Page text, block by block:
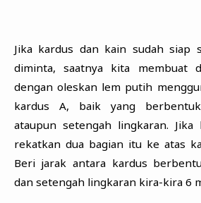
Jika kardus dan kain sudah siap
diminta, saatnya kita membuat
dengan oleskan lem putih
kardus A, baik yang
ataupun setengah lingkaran. Jika
rekatkan dua bagian itu ke atas
Beri jarak antara kardus
dan setengah lingkaran kira-kira 6